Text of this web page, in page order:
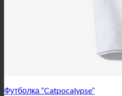
Футболка “Catpocalypse”